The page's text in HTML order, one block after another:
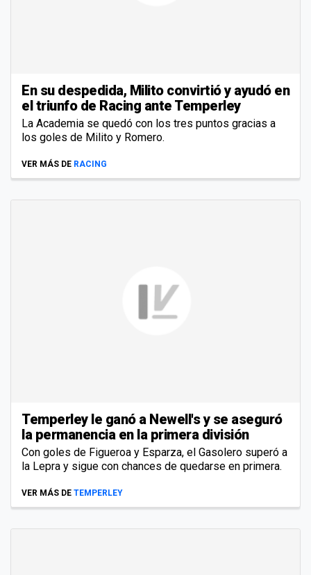
En su despedida, Milito convirtió y ayudó en
el triunfo de Racing ante Temperley
La Academia se quedó con los tres puntos gracias a
los goles de Milito y Romero.
VER MÁS DE RACING
Temperley le ganó a Newell's y se aseguró
la permanencia en la primera división
Con goles de Figueroa y Esparza, el Gasolero superó a
la Lepra y sigue con chances de quedarse en primera.
VER MÁS DE TEMPERLEY